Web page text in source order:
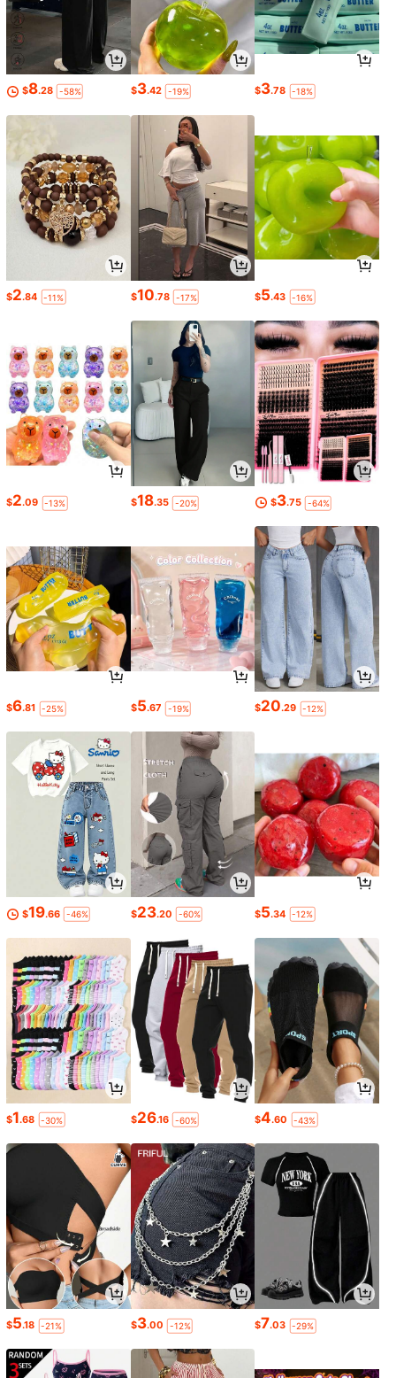
$8.28 -58% $3.42 -19% $3.78 -18%
$2.84 -11% $10.78 -17% $5.43 -16%
$2.09 -13% $18.35 -20% $3.75 -64%
$6.81 -25% $5.67 -19% $20.29 -12%
$19.66 -46% $23.20 -60% $5.34 -12%
$1.68 -30% $26.16 -60% $4.60 -43%
$5.18 -21% $3.00 -12% $7.03 -29%